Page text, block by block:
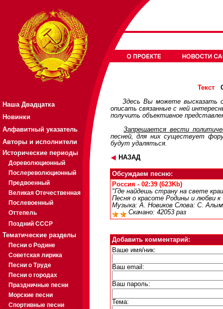
Наша Двадцатка
Новинки
Алфавитный указатель
Авторы и исполнители
Исторические периоды
Дореволюционный
Послереволюционный
Предвоенный
Великая Отечественная
Послевоенный
Оттепель
Поздний СССР
Тематические разделы
Песни о Родине
Советская лирика
Песни о Труде
Песни о городах
Праздничные песни
Морские песни
Спортивные песни
Текст
Здесь Вы можете высказать
описать связанные с ней
получить объективное
Запрещается вести
песней, для них существует
будут удаляться.
НАЗАД
Обсуждаем песню:
Россия - 02:39 (623Kb)
"Где найдешь страну на свете
Песня о красоте Родины и любви
Музыка: А. Новиков Слова: С.
Скачано: 42053 раз
Добавить комментарий:
Ваше имя/ник:
Ваш email:
Ваш пароль:
Тема: